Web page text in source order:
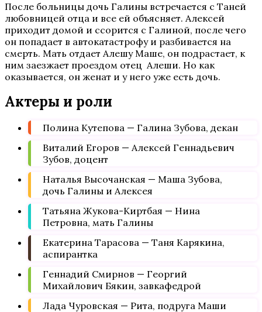
После больницы дочь Галины встречается с Таней
любовницей отца и все ей объясняет. Алексей
приходит домой и ссорится с Галиной, после чего
он попадает в автокатастрофу и разбивается на
смерть. Мать отдает Алешу Маше, он подрастает, к
ним заезжает проездом отец Алеши. Но как
оказывается, он женат и у него уже есть дочь.
Актеры и роли
Полина Кутепова — Галина Зубова, декан
Виталий Егоров — Алексей Геннадьевич
Зубов, доцент
Наталья Высочанская — Маша Зубова,
дочь Галины и Алексея
Татьяна Жукова-Киртбая — Нина
Петровна, мать Галины
Екатерина Тарасова — Таня Карякина,
аспирантка
Геннадий Смирнов — Георгий
Михайлович Бякин, завкафедрой
Лада Чуровская — Рита, подруга Маши